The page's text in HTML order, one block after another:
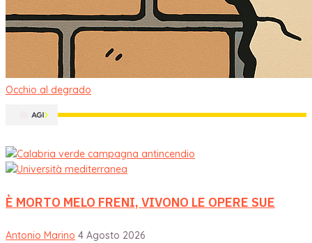
Occhio al degrado
È MORTO MELO FRENI, VIVONO LE OPERE SUE
Antonio Marino 4 Agosto 2026